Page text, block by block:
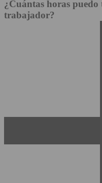
¿Cuántas horas
trabajador?